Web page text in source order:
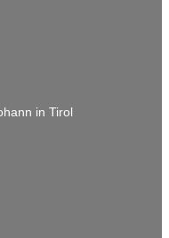
in Tirol